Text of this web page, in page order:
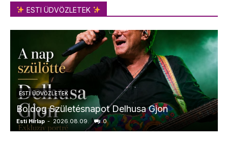
ESTI ÜDVÖZLETEK
ESTI ÜDVÖZLETEK
Boldog Születésnapot Delhusa Gjon
Esti Hírlap - 2026.08.09. 0